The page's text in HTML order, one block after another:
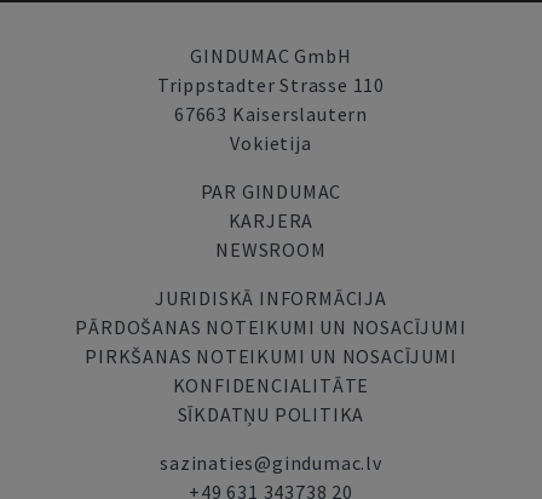
GINDUMAC GmbH
Trippstadter Strasse 110
67663 Kaiserslautern
Vokietija
PAR GINDUMAC
KARJERA
NEWSROOM
JURIDISKĀ INFORMĀCIJA
PĀRDOŠANAS NOTEIKUMI UN NOSACĪJUMI
PIRKŠANAS NOTEIKUMI UN NOSACĪJUMI
KONFIDENCIALITĀTE
SĪKDATŅU POLITIKA
sazinaties@gindumac.lv
+49 631 343738 20